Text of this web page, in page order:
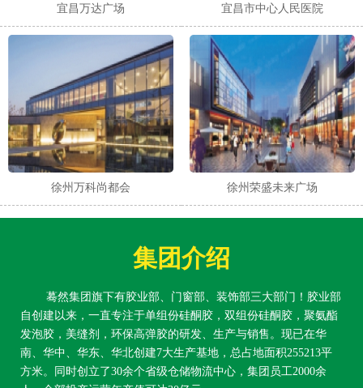
宜昌万达广场 宜昌市中心人民医院
徐州万科尚都会 徐州荣盛未来广场
集团介绍
蓦然集团旗下有胶业部、门窗部、装饰部三大部门！胶业部
自创建以来，一直专注于单组份硅酮胶，双组份硅酮胶，聚氨酯
发泡胶，美缝剂，环保高弹胶的研发、生产与销售。现已在华
南、华中、华东、华北创建7大生产基地，总占地面积255213平
方米。同时创立了30余个省级仓储物流中心，集团员工2000余